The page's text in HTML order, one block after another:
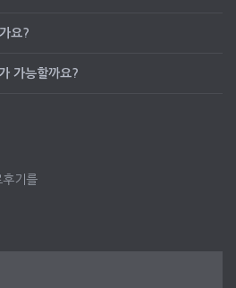
요?
가능할까요?
기를